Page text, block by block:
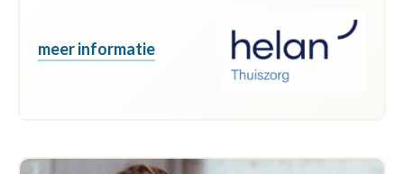
meer informatie